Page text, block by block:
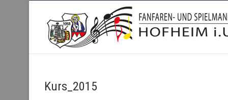
Fanfaren- und
Kurs_2015